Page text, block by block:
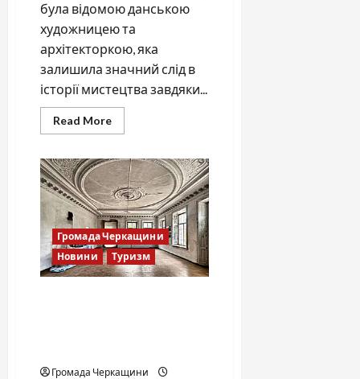
була відомою данською
художницею та
архітекторкою, яка
залишила значний слід в
історії мистецтва завдяки...
Read MoreRead
more
Уссінг:
коли
фігура
розриває
межі
простору
Громада Черкащини
Новини
Туризм
Громада Черкащини